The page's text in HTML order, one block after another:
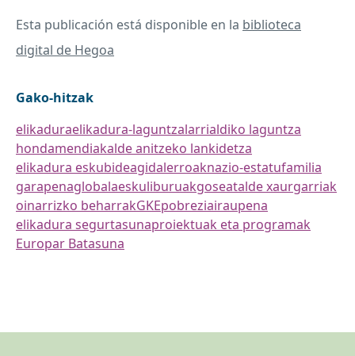
Esta publicación está disponible en la biblioteca
digital de Hegoa
Gako-hitzak
elikaduraelikadura-laguntzalarrialdiko laguntza
hondamendiakalde anitzeko lankidetza
elikadura eskubideagidalerroaknazio-estatufamilia
garapenaglobalaeskuliburuakgoseatalde xaurgarriak
oinarrizko beharrakGKEpobreziairaupena
elikadura segurtasunaproiektuak eta programak
Europar Batasuna